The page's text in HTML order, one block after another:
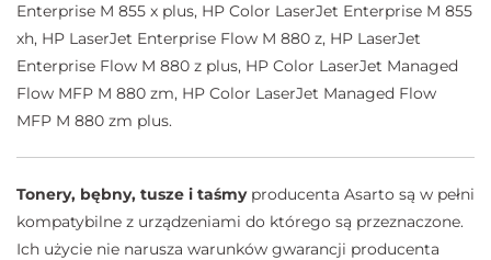
Enterprise M 855 x plus, HP Color LaserJet Enterprise M 855
xh, HP LaserJet Enterprise Flow M 880 z, HP LaserJet
Enterprise Flow M 880 z plus, HP Color LaserJet Managed
Flow MFP M 880 zm, HP Color LaserJet Managed Flow
MFP M 880 zm plus.
Tonery, bębny, tusze i taśmyproducenta Asarto są w pełni
kompatybilne z urządzeniami do którego są przeznaczone.
Ich użycie nie narusza warunków gwarancji producenta